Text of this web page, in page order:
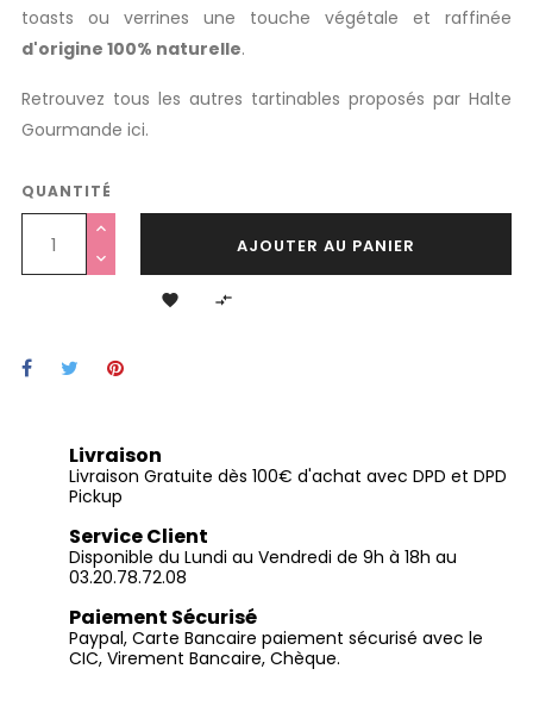
toasts ou verrines une touche végétale et raffinée
d'origine 100% naturelle.
Retrouvez tous les autres tartinables proposés par Halte
Gourmande ici.
QUANTITÉ
AJOUTER AU PANIER
 
Livraison
Livraison Gratuite dès 100€ d'achat avec DPD et DPD
Pickup
Service Client
Disponible du Lundi au Vendredi de 9h à 18h au
03.20.78.72.08
Paiement Sécurisé
Paypal, Carte Bancaire paiement sécurisé avec le
CIC, Virement Bancaire, Chèque.